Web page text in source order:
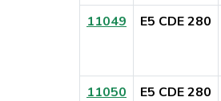
11049 E5 CDE 280
11050 E5 CDE 280